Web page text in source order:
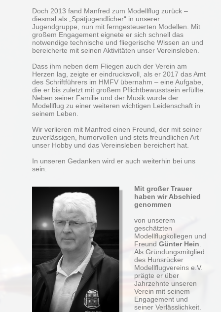
Doch 2013 fand Manfred zum Modellflug zurück –
diesmal als „Spätjugendlicher“ in unserer
Jugendgruppe, nun mit ferngesteuerten Modellen. Mit
großem Engagement eignete er sich schnell das
notwendige technische und fliegerische Wissen an und
bereicherte mit seinen Aktivitäten unser Vereinsleben.
Dass ihm neben dem Fliegen auch der Verein am
Herzen lag, zeigte er eindrucksvoll, als er 2017 das Amt
des Schriftführers im HMFV übernahm – eine Aufgabe,
die er bis zuletzt mit großem Pflichtbewusstsein erfüllte.
Neben seiner Familie und der Musik wurde der
Modellflug zu einer weiteren wichtigen Leidenschaft in
seinem Leben.
Wir verlieren mit Manfred einen Freund, der mit seiner
zuverlässigen, humorvollen und stets freundlichen Art
unser Hobby und das Vereinsleben bereichert hat.
In unseren Gedanken wird er auch weiterhin bei uns
sein.
Mit großer Trauer
haben wir Abschied
genommen
von unserem
geschätzten
Modellflugkollegen und
Freund Günter Hein
Als Gründungsmitglied
des Hunsrücker
Modellflugvereins e.V.
prägte er über
Jahrzehnte unseren
Verein mit seinem
Engagement und
seiner Verlässlichkeit.